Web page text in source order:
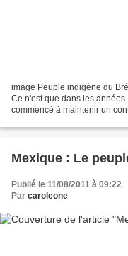
image Peuple indigène du
Ce n'est que dans les
commencé à maintenir un
Mexique : Le
Publié le 11/08/2011 à 09:22
Par caroleone